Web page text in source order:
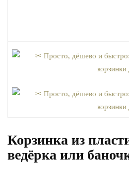
Корзинка из
ведёрка или